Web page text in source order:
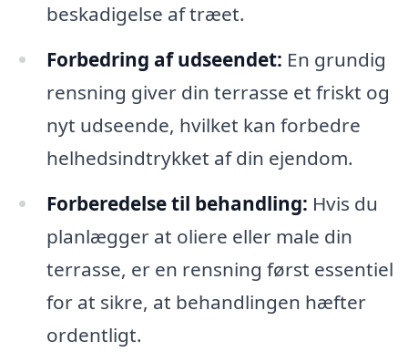
beskadigelse af træet.
Forbedring af udseendet: En grundig
rensning giver din terrasse et friskt og
nyt udseende, hvilket kan forbedre
helhedsindtrykket af din ejendom.
Forberedelse til behandling: Hvis du
planlægger at oliere eller male din
terrasse, er en rensning først essentiel
for at sikre, at behandlingen hæfter
ordentligt.